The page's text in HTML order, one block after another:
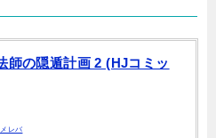
師の隠遁計画 2 (HJコミッ
メレバ